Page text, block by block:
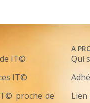
IT©
IT©
proche de
A
Qui
Lien